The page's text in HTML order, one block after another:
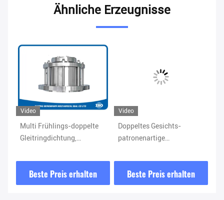
Ähnliche Erzeugnisse
Video
Multi Frühlings-doppelte
Gleitringdichtung,
Agitator Liquid Lubricated
Beste Preis erhalten
Video
Doppeltes Gesichts-
patronenartige
Burgmann Cartex DN
Ersetzen
Beste Preis erhalten